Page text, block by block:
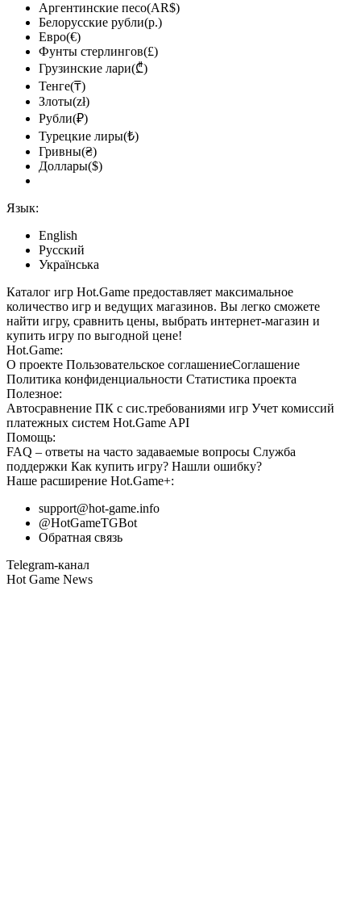
Аргентинские песо(AR$)
Белорусские рубли(р.)
Евро(€)
Фунты стерлингов(£)
Грузинские лари(₾)
Тенге(₸)
Злоты(zł)
Рубли(₽)
Турецкие лиры(₺)
Гривны(₴)
Доллары($)
Язык:
English
Русский
Українська
Каталог игр Hot.Game предоставляет максимальное
количество игр и ведущих магазинов. Вы легко сможете
найти игру, сравнить цены, выбрать интернет-магазин и
купить игру по выгодной цене!
Hot.Game:
О проекте Пользовательское соглашениеСоглашение
Политика конфиденциальности Статистика проекта
Полезное:
Автосравнение ПК с сис.требованиями игр Учет комиссий
платежных систем Hot.Game API
Помощь:
FAQ – ответы на часто задаваемые вопросы Служба
поддержки Как купить игру? Нашли ошибку?
Наше расширение Hot.Game+:
support@hot-game.info
@HotGameTGBot
Обратная связь
Telegram-канал
Hot Game News